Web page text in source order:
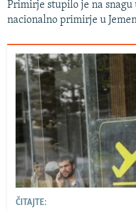
Primirje stupilo je na
nacionalno primirje u
ČITAJTE: